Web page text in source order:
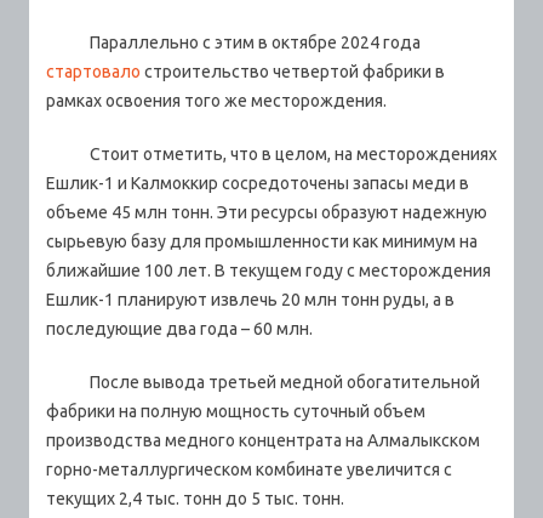
Параллельно с этим в октябре 2024 года
стартовало строительство четвертой фабрики в
рамках освоения того же месторождения.
Стоит отметить, что в целом, на месторождениях
Ешлик-1 и Калмоккир сосредоточены запасы меди в
объеме 45 млн тонн. Эти ресурсы образуют надежную
сырьевую базу для промышленности как минимум на
ближайшие 100 лет. В текущем году с месторождения
Ешлик-1 планируют извлечь 20 млн тонн руды, а в
последующие два года – 60 млн.
После вывода третьей медной обогатительной
фабрики на полную мощность суточный объем
производства медного концентрата на Алмалыкском
горно-металлургическом комбинате увеличится с
текущих 2,4 тыс. тонн до 5 тыс. тонн.